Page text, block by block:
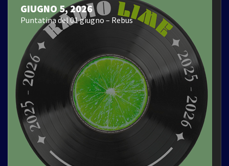
GIUGNO 5, 2026
Puntatina del 01 giugno – Rebus